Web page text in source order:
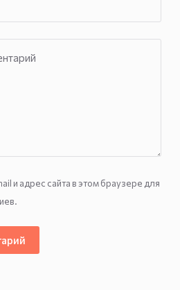
и адрес сайта в этом браузере для